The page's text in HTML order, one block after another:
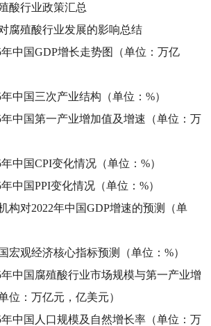
酸行业政策汇总
腐殖酸行业发展的影响总结
年中国GDP增长走势图（单位：万亿
年中国三次产业结构（单位：%）
年中国第一产业增加值及增速（单位：万
年中国CPI变化情况（单位：%）
年中国PPI变化情况（单位：%）
构对2022年中国GDP增速的预测（单
宏观经济核心指标预测（单位：%）
年中国腐殖酸行业市场规模与第一产业增
位：万亿元，亿美元）
年中国人口规模及自然增长率（单位：万